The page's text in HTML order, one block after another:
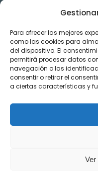
Para ofrecer las mejores
como las cookies para
del dispositivo. El
permitirá procesar datos
navegación o las
consentir o retirar el
a ciertas características y
Ver
Jardinería y Agenda Local
TRANSPARENCIA
Videos de los